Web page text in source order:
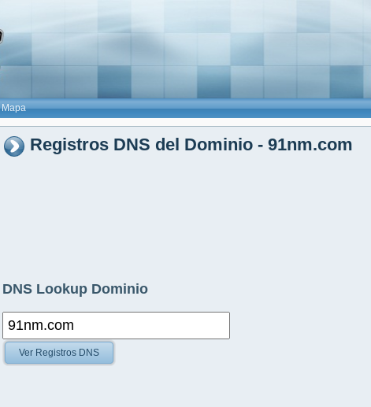
Mapa
Registros DNS del Dominio - 91nm.com
DNS Lookup Dominio
Ver Registros DNS